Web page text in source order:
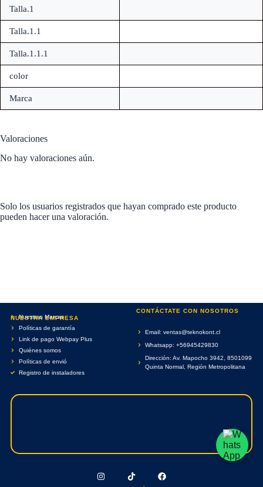
Talla.1
Talla.1.1
Talla.1.1.1
color
Marca
Valoraciones
No hay valoraciones aún.
Solo los usuarios registrados que hayan comprado este producto
pueden hacer una valoración.
NUESTRA EMPRESA
Nuestras Marcas
Políticas de garantía
Link de pago Webpay Plus
Quiénes somos
Políticas de envió
Registro de instaladores
CONTÁCTATE CON NOSOTROS
Email: ventas@teknokont.cl
Whatsapp: +56945429830
Dirección: Av. Mapocho 3942, 8501099
Quinta Normal, Región Metropolitana